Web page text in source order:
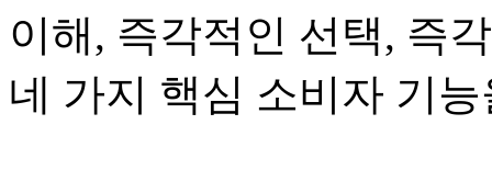
이해, 즉각적인 선택, 즉
네 가지 핵심 소비자 기